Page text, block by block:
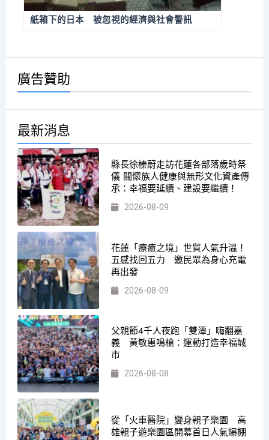
紙箱下的日本 被忽視的經濟與社會警訊
廣告贊助
最新消息
縣長徐榛蔚走訪花蓮各部落歲時祭
儀 關懷族人健康與無形文化資產傳
承：幸福要延續、建設要繼續！
2026-08-09
花蓮「療癒之境」世貿人氣升溫！
五感找回五力 邀民眾為身心充電
再出發
2026-08-09
父親節4千人夜跑「雙潭」嗨翻嘉
義 黃敏惠鳴槍：運動打造幸福城
市
2026-08-08
從「火車醫院」變身親子樂園 高
雄親子遊樂園區開幕首日人氣爆棚